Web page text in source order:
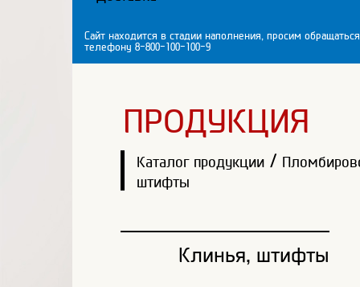
Сайт находится в стадии наполнения, просим
телефону 8-800-100-100-9
ПРОДУКЦИЯ
Каталог продукции /
штифты
Клинья, штифты